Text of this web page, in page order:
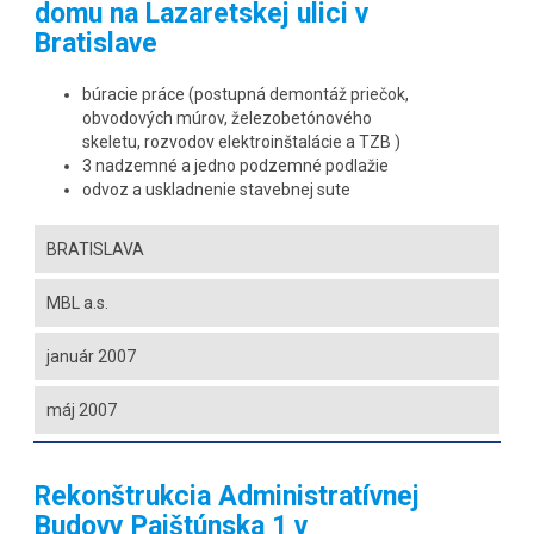
domu na Lazaretskej ulici v
Bratislave
búracie práce (postupná demontáž priečok,
obvodových múrov, železobetónového
skeletu, rozvodov elektroinštalácie a TZB )
3 nadzemné a jedno podzemné podlažie
odvoz a uskladnenie stavebnej sute
BRATISLAVA
MBL a.s.
január 2007
máj 2007
Rekonštrukcia Administratívnej
Budovy Pajštúnska 1 v